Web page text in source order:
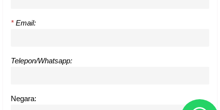
* Email:
Telepon/Whatsapp:
Negara: